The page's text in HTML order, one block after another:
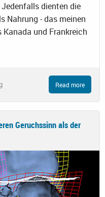
dienten die
Nahrung - das meinen
und Frankreich
Read more
Geruchssinn als der